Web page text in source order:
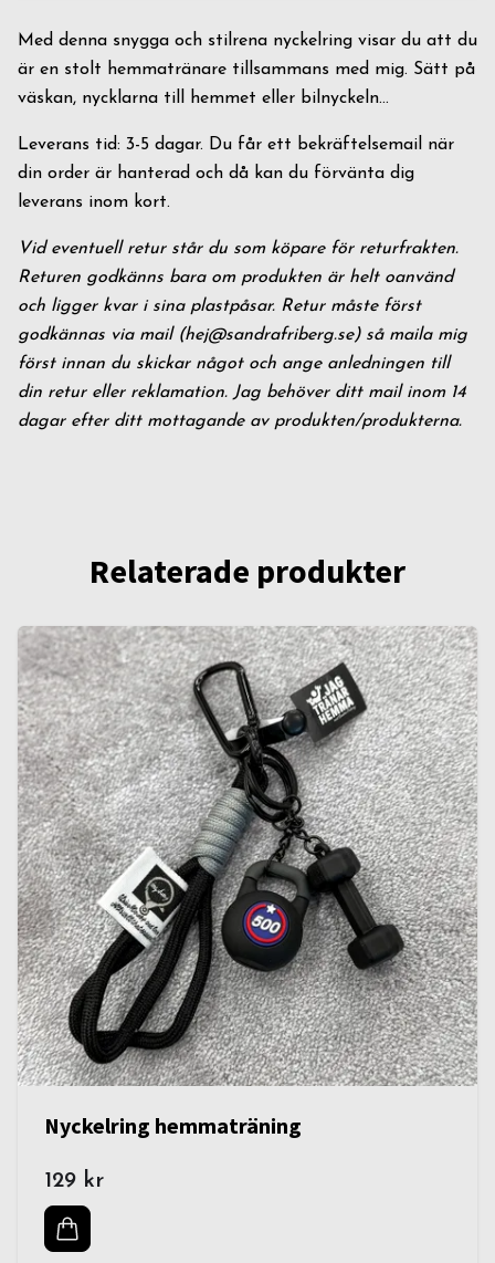
Med denna snygga och stilrena nyckelring visar du att du
är en stolt hemmatränare tillsammans med mig. Sätt på
väskan, nycklarna till hemmet eller bilnyckeln...
Leverans tid: 3-5 dagar. Du får ett bekräftelsemail när
din order är hanterad och då kan du förvänta dig
leverans inom kort.
Vid eventuell retur står du som köpare för returfrakten.
Returen godkänns bara om produkten är helt oanvänd
och ligger kvar i sina plastpåsar. Retur måste först
godkännas via mail (hej@sandrafriberg.se) så maila mig
först innan du skickar något och ange anledningen till
din retur eller reklamation. Jag behöver ditt mail inom 14
dagar efter ditt mottagande av produkten/produkterna.
Relaterade produkter
Nyckelring hemmaträning
129 kr